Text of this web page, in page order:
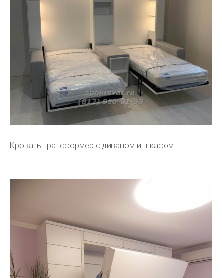
Кровать трансформер с диваном и шкафом